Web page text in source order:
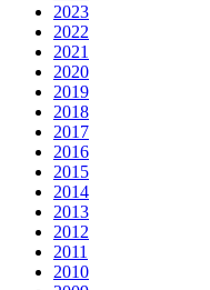
2023
2022
2021
2020
2019
2018
2017
2016
2015
2014
2013
2012
2011
2010